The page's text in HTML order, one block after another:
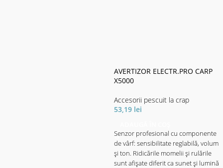
AVERTIZOR ELECTR.PRO CARP
X5000
Accesorii pescuit la crap
53,19 lei
Senzor profesional cu componente
de vârf: sensibilitate reglabilă, volum
și ton. Ridicările momelii și rulările
sunt afișate diferit ca sunet și lumină